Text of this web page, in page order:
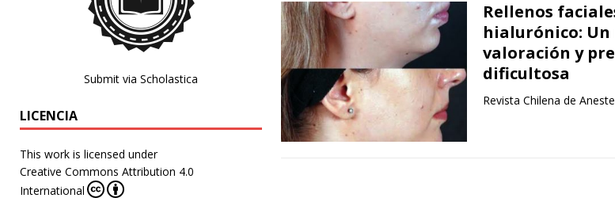
Rellenos
hialurónico: Un
valoración y
dificultosa
Revista Chilena de
Submit via Scholastica
LICENCIA
This work is licensed under
Creative Commons Attribution 4.0
International